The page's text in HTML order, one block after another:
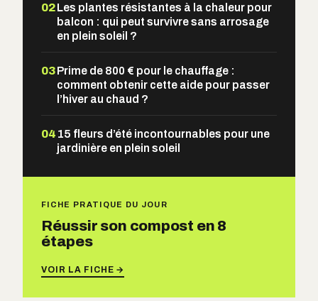
02Les plantes résistantes à la chaleur pour
balcon : qui peut survivre sans arrosage
en plein soleil ?
03Prime de 800 € pour le chauffage :
comment obtenir cette aide pour passer
l’hiver au chaud ?
04 15 fleurs d’été incontournables pour une
jardinière en plein soleil
FICHE PRATIQUE DU JOUR
Réussir son compost en 8
étapes
VOIR LA FICHE →